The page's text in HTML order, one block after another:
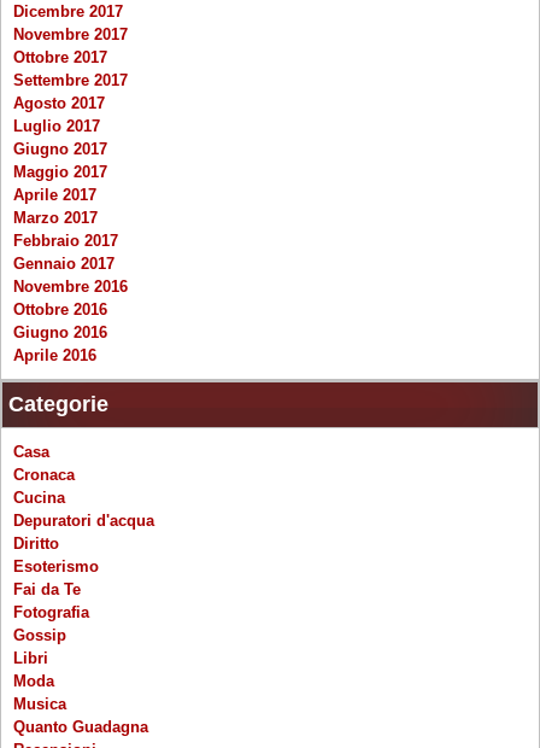
Dicembre 2017
Novembre 2017
Ottobre 2017
Settembre 2017
Agosto 2017
Luglio 2017
Giugno 2017
Maggio 2017
Aprile 2017
Marzo 2017
Febbraio 2017
Gennaio 2017
Novembre 2016
Ottobre 2016
Giugno 2016
Aprile 2016
Categorie
Casa
Cronaca
Cucina
Depuratori d'acqua
Diritto
Esoterismo
Fai da Te
Fotografia
Gossip
Libri
Moda
Musica
Quanto Guadagna